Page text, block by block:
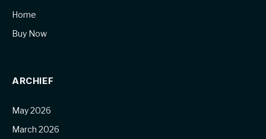
Home
Buy Now
ARCHIEF
May 2026
March 2026